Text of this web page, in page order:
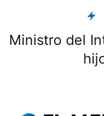
Ministro del